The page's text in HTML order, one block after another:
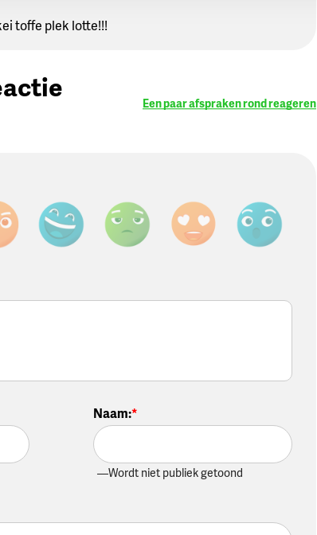
toffe plek lotte!!!
Een paar afspraken rond reageren
Naam:
Wordt niet publiek getoond